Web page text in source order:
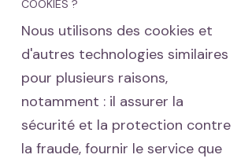
COOKIES ?
Nous utilisons des cookies et
d'autres technologies similaires
pour plusieurs raisons,
notamment : il assurer la
sécurité et la protection contre
la fraude, fournir le service que